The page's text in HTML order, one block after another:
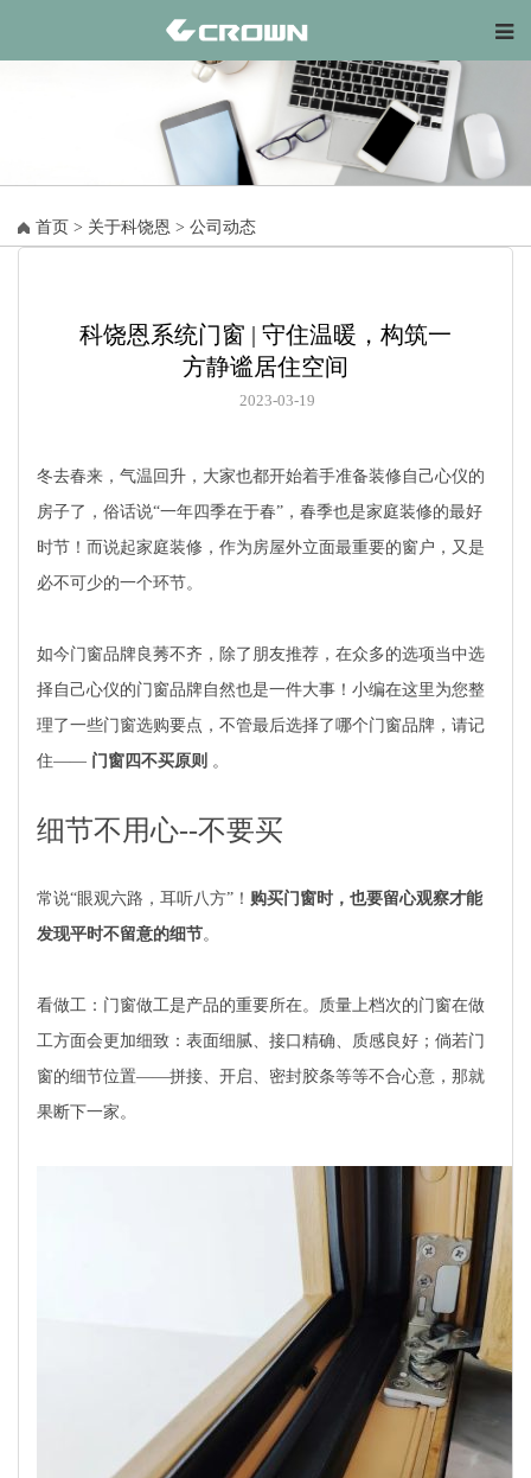
首页 > 关于科饶恩 > 公司动态
科饶恩系统门窗 | 守住温暖，构筑一
方静谧居住空间
2023-03-19
冬去春来，气温回升，大家也都开始着手准备装修自己心仪的
房子了，俗话说“一年四季在于春”，春季也是家庭装修的最好
时节！而说起家庭装修，作为房屋外立面最重要的窗户，又是
必不可少的一个环节。
如今门窗品牌良莠不齐，除了朋友推荐，在众多的选项当中选
择自己心仪的门窗品牌自然也是一件大事！小编在这里为您整
理了一些门窗选购要点，不管最后选择了哪个门窗品牌，请记
住—— 门窗四不买原则 。
细节不用心--不要买
常说“眼观六路，耳听八方”！ 购买门窗时，也要留心观察才能
发现平时不留意的细节。
看做工：门窗做工是产品的重要所在。质量上档次的门窗在做
工方面会更加细致：表面细腻、接口精确、质感良好；倘若门
窗的细节位置——拼接、开启、密封胶条等等不合心意，那就
果断下一家。